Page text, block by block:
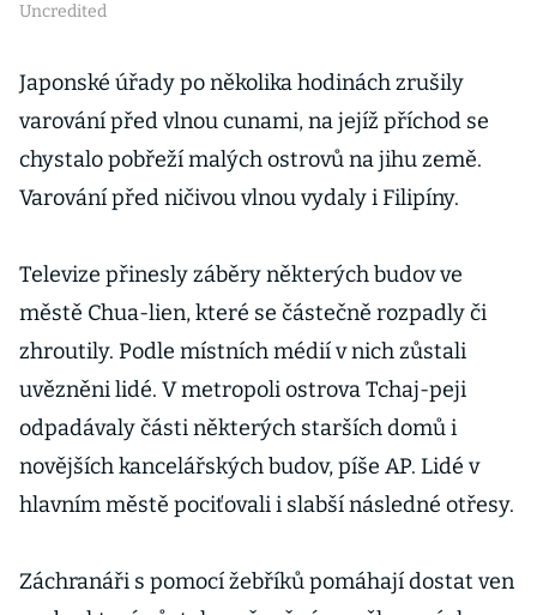
Uncredited
Japonské úřady po několika hodinách zrušily
varování před vlnou cunami, na jejíž příchod se
chystalo pobřeží malých ostrovů na jihu země.
Varování před ničivou vlnou vydaly i Filipíny.
Televize přinesly záběry některých budov ve
městě Chua-lien, které se částečně rozpadly či
zhroutily. Podle místních médií v nich zůstali
uvězněni lidé. V metropoli ostrova Tchaj-peji
odpadávaly části některých starších domů i
novějších kancelářských budov, píše AP. Lidé v
hlavním městě pociťovali i slabší následné otřesy.
Záchranáři s pomocí žebříků pomáhají dostat ven